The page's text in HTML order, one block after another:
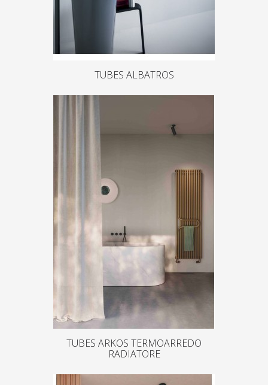
TUBES ALBATROS
TUBES ARKOS TERMOARREDO
RADIATORE